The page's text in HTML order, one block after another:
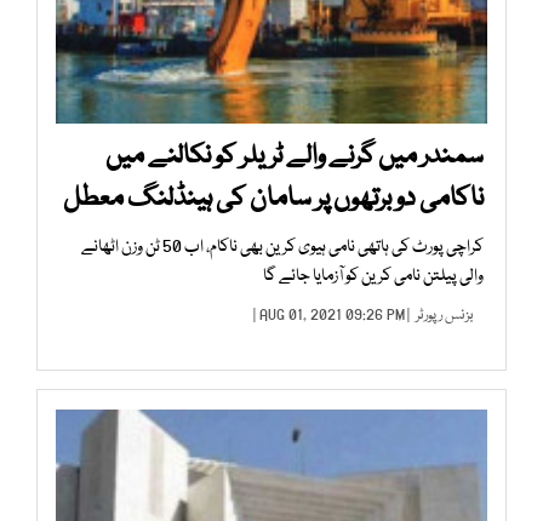
سمندر میں گرنے والے ٹریلر کو نکالنے میں
ناکامی دو برتھوں پر سامان کی ہینڈلنگ معطل
کراچی پورٹ کی ہاتھی نامی ہیوی کرین بھی ناکام، اب 50 ٹن وزن اٹھانے
والی پیلتن نامی کرین کو آزمایا جائے گا
بزنس رپورٹر | AUG 01, 2021 09:26 PM |